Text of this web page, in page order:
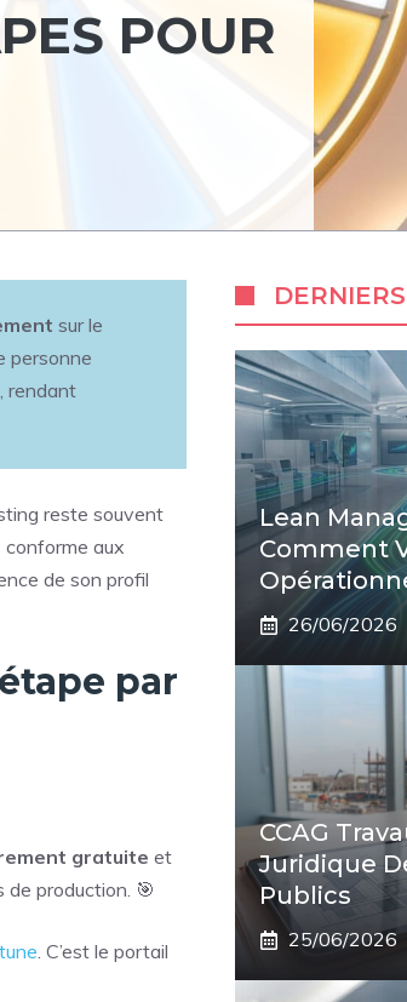
POUR
sur le
personne
rendant
reste souvent
conforme aux
de son profil
par
gratuite et
production. 🎯
. C’est le portail
Lean
Comment
26/06/2026
CCAG
Juridique
Publics
25/06/2026